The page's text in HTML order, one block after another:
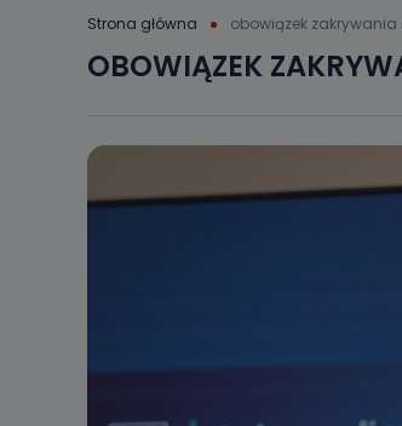
Strona główna obowiązek
OBOWIĄZEK